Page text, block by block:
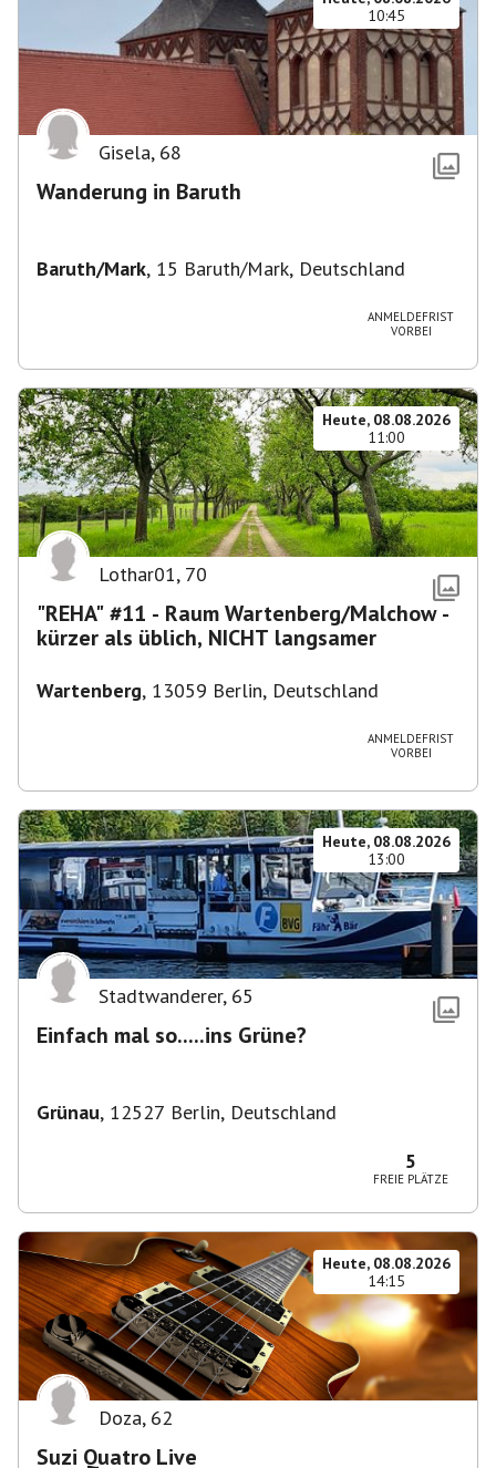
10:45
Gisela, 68
Wanderung in Baruth
Baruth/Mark, 15 Baruth/Mark, Deutschland
ANMELDEFRIST
VORBEI
Heute, 08.08.2026
11:00
Lothar01, 70
"REHA" #11 - Raum Wartenberg/Malchow -
kürzer als üblich, NICHT langsamer
Wartenberg, 13059 Berlin, Deutschland
ANMELDEFRIST
VORBEI
Heute, 08.08.2026
13:00
Stadtwanderer, 65
Einfach mal so.....ins Grüne?
Grünau, 12527 Berlin, Deutschland
5
FREIE PLÄTZE
Heute, 08.08.2026
14:15
Doza, 62
Suzi Quatro Live